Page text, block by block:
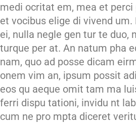
medi ocritat em, mea et
et vocibus elige di vivend
ei, nulla negle gen tur te duo,
turque per at. An natum pha
nam, quo ad posse dicam
onem vim an, ipsum possit
eos qu aeque omit tam ma
ferri dispu tationi, invidu nt
cum ne pro mpta diceret